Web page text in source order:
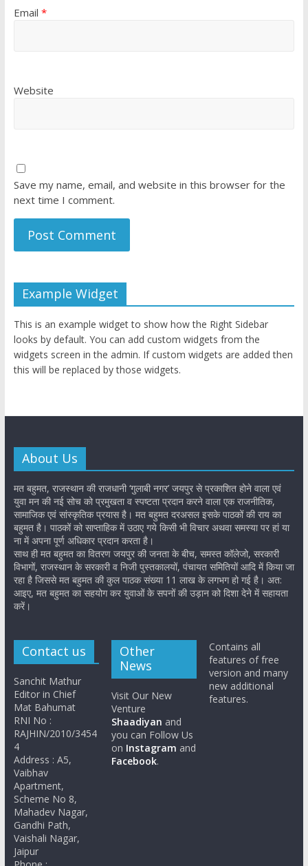
Email *
Website
Save my name, email, and website in this browser for the
next time I comment.
Example Widget
This is an example widget to show how the Right Sidebar
looks by default. You can add custom widgets from the
widgets screen in the admin. If custom widgets are added then
this will be replaced by those widgets.
About Us
मत बहुमत, राजस्थान की राजधानी ‘गुलाबी नगर’ जयपुर से प्रकाशित होने वाला एवं
युवा मन की नई सोच को प्रमुखता व स्पष्टता प्रदान करने वाला एक राजनीतिक,
सामाजिक एवं सांस्कृतिक प्रयास है। मत बहुमत दरअसल इसके पाठकों की राय का
बहुमत है। पाठकों को साप्ताहिक में उठाए गये किसी भी विचार अथवा समस्या पर हां या
ना में अपना पूर्ण अधिकार प्रदान करता है।
साथ ही मत बहुमत का वितरण जयपुर की जनता के बीच, समस्त कॉलेजो, सरकारी
विभागों, राजस्थान के सरकारी व निजी पुस्तकालयों, पंचायत समितियों आदि में किया जा
रहा है जिससे मत बहुमत की कुल पाठक संख्या 11 लाख के लगभग हो गई है। अत:
आइए, मत बहुमत का सहयोग कर युवाओं के सपनों की उड़ान को दिशा देने में सहायता
करें।
Contact us
Sanchit Mathur
Editor in Chief
Mat Bahumat
RNI No :
RAJHIN/2010/3454
4
Address : A5,
Vaibhav
Apartment,
Scheme No 8,
Mahadev Nagar,
Gandhi Path,
Vaishali Nagar,
Jaipur
Other
News
Visit Our New
Venture
Shaadiyan and
you can Follow Us
on Instagram and
Facebook.
Contains all
features of free
version and many
new additional
features.